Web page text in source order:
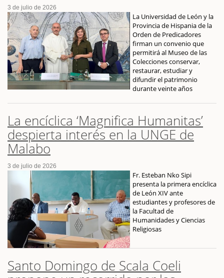
3 de julio de 2026
La Universidad de León y la
Provincia de Hispania de la
Orden de Predicadores
firman un convenio que
permitirá al Museo de las
Colecciones conservar,
restaurar, estudiar y
difundir el patrimonio
durante veinte años
La encíclica ‘Magnifica Humanitas’
despierta interés en la UNGE de
Malabo
3 de julio de 2026
Fr. Esteban Nko Sipi
presenta la primera encíclica
de León XIV ante
estudiantes y profesores de
la Facultad de
Humanidades y Ciencias
Religiosas
Santo Domingo de Scala Coeli